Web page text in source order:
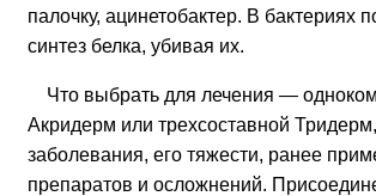
палочку, ацинетобактер. В бактериях
синтез белка, убивая их.
Что выбрать для лечения —
Акридерм или трехсоставной
заболевания, его тяжести, ранее
препаратов и осложнений.